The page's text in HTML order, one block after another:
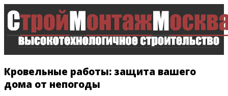
Кровельные работы: защита вашего
дома от непогоды